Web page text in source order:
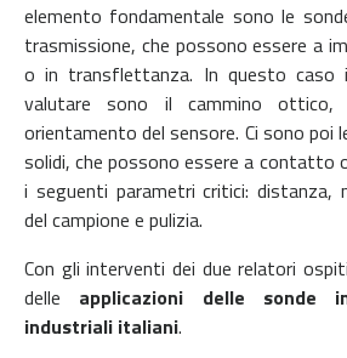
elemento fondamentale sono le
trasmissione, che possono essere a
o in transflettanza. In questo caso
valutare sono il cammino ottico,
orientamento del sensore. Ci sono poi
solidi, che possono essere a contatto
i seguenti parametri critici: distanza,
del campione e pulizia.
Con gli interventi dei due relatori
delle applicazioni
delle sonde
industriali italiani.